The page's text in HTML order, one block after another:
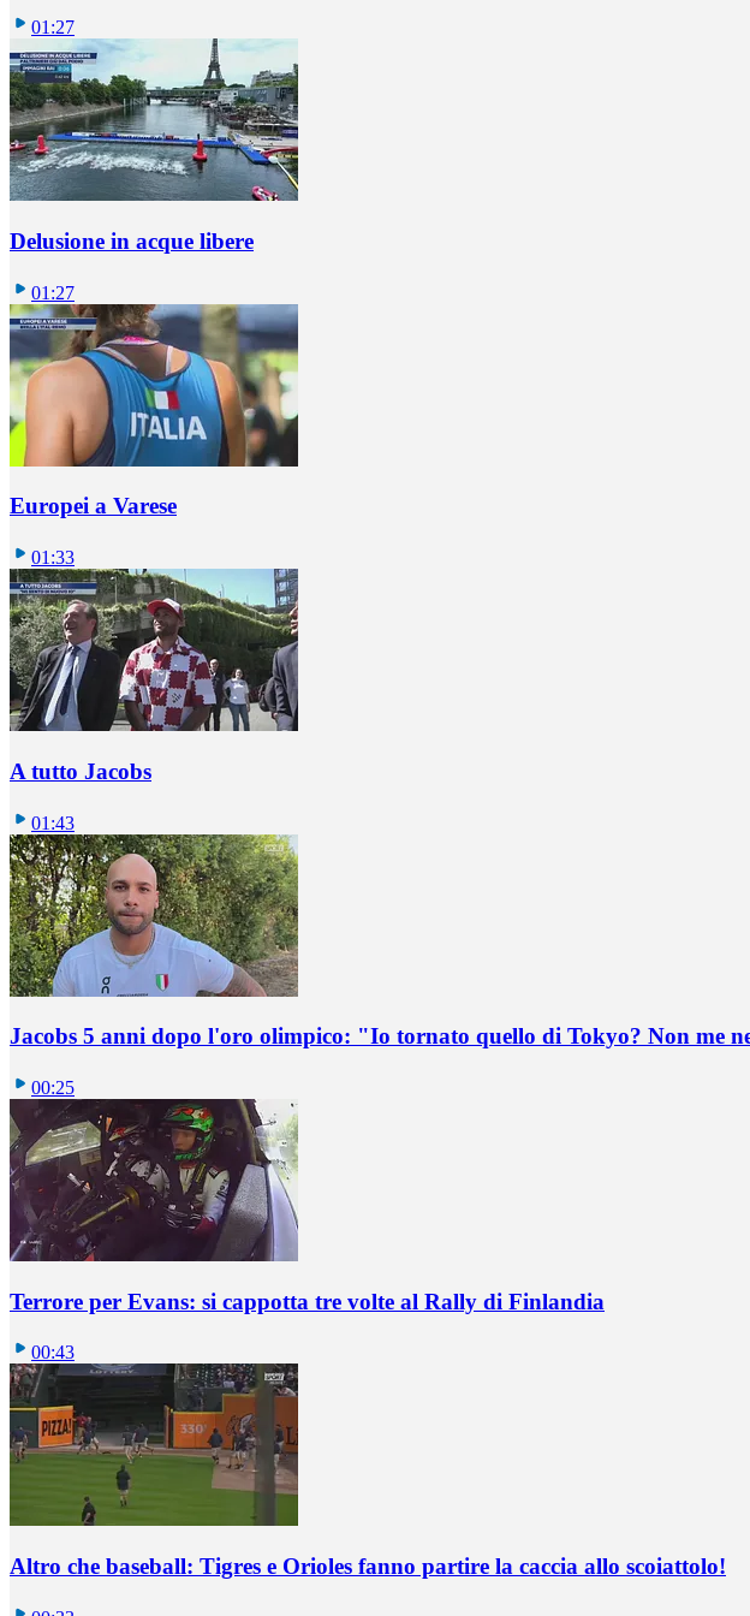
01:27
Delusione in acque libere
01:27
Europei a Varese
01:33
A tutto Jacobs
01:43
Jacobs 5 anni dopo l'oro olimpico: "Io tornato quello di Tokyo? Non me
00:25
Terrore per Evans: si cappotta tre volte al Rally di Finlandia
00:43
Altro che baseball: Tigres e Orioles fanno partire la caccia allo scoiattolo!